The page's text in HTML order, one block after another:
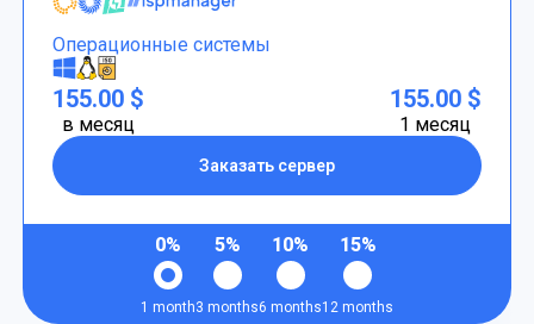
Операционные системы
155.00 $
в месяц
Заказать сервер
155.00 $
1 месяц
0%
1 month
5%
3 months
10%
6 months
15%
12 months